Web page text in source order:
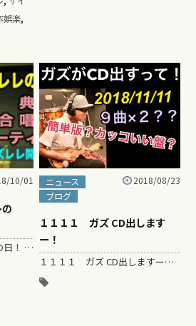
娯楽,
10/01
１１月１１日はガズレレの日！ みんなでウクレレ持って集まろう！！！ 詳細はこちら（イベントページにも載っていますので、そちらでも確認出来ます） *…
ニュース
ブログ
2018/08/23
１１１１ ガズ CD出します
ー！
１１１１ ガズ CD出しますー！ １１１１は線が４本で弦が４本？で、ウクレレで、 ウクレレの日かな？って思ったら、 &…